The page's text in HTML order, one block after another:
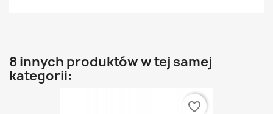
8 innych produktów w tej samej
kategorii:
favorite_border